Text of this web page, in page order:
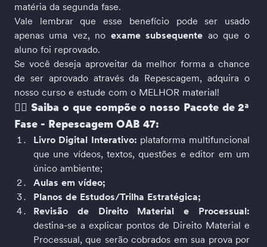
matéria da segunda fase.
Vale lembrar que esse benefício pode ser usado
apenas uma vez, no exame subsequente ao que o
aluno foi reprovado.
Se você deseja aproveitar da melhor forma a chance
de ser aprovado através da Repescagem, adquira o
nosso curso e estude com o MELHOR material!
👉🏻 Saiba o que compõe o nosso Pacote de 2ª
Fase - Repescagem OAB 47:
Livro Digital Interativo: plataforma multifuncional
que une vídeos, textos, questões e editor em um
único ambiente;
Aulas em vídeo;
Planos de Estudos/Trilha Estratégica;
Revisão de Direito Material e Processual:
destina-se a explicar pontos de Direito Material e
Processual, que serão cobrados em sua prova por